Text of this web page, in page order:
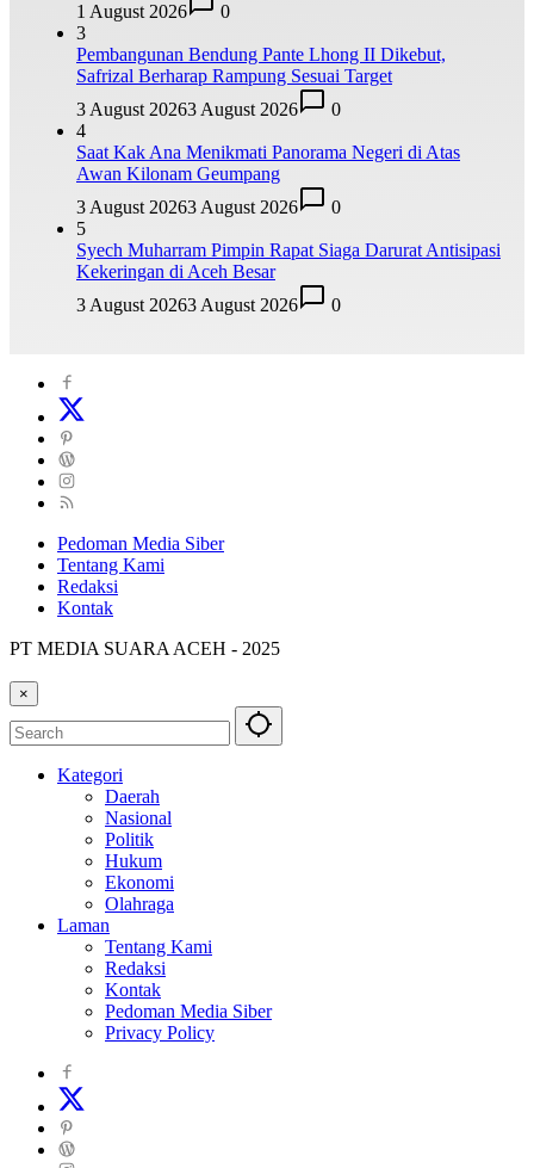
1 August 2026
0
3
Pembangunan Bendung Pante Lhong II Dikebut,
Safrizal Berharap Rampung Sesuai Target
3 August 20263 August 2026
0
4
Saat Kak Ana Menikmati Panorama Negeri di Atas
Awan Kilonam Geumpang
3 August 20263 August 2026
0
5
Syech Muharram Pimpin Rapat Siaga Darurat Antisipasi
Kekeringan di Aceh Besar
3 August 20263 August 2026 0
Pedoman Media Siber
Tentang Kami
Redaksi
Kontak
PT MEDIA SUARA ACEH - 2025
×
Kategori
Daerah
Nasional
Politik
Hukum
Ekonomi
Olahraga
Laman
Tentang Kami
Redaksi
Kontak
Pedoman Media Siber
Privacy Policy